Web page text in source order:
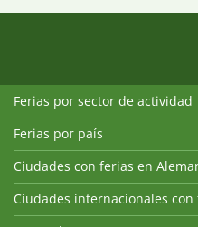
Ferias por sector de actividad
Ferias por país
Ciudades con ferias en
Ciudades internacionales con